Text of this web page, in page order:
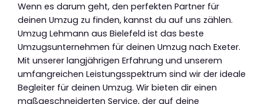
Wenn es darum geht, den perfekten Partner für
deinen Umzug zu finden, kannst du auf uns zählen.
Umzug Lehmann aus Bielefeld ist das beste
Umzugsunternehmen für deinen Umzug nach Exeter.
Mit unserer langjährigen Erfahrung und unserem
umfangreichen Leistungsspektrum sind wir der ideale
Begleiter für deinen Umzug. Wir bieten dir einen
maßgeschneiderten Service, der auf deine